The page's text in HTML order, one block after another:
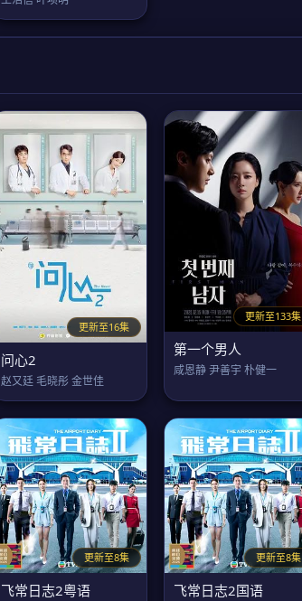
更新至16集
问心2
赵又廷 毛晓彤 金世佳
更新至133集
第一个男人
咸恩静 尹善宇 朴健一
更新至8集
飞常日志2粤语
更新至8集
飞常日志2国语